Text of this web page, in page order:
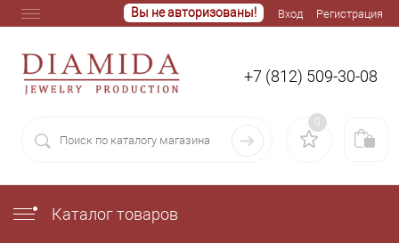
Вход Регистрация
Вы не авторизованы!
+7 (812) 509-30-08
0
Каталог товаров